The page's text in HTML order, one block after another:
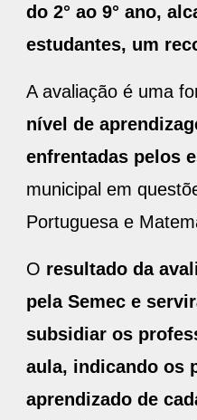
do 2° ao 9° ano,
estudantes, um
A avaliação é uma
nível de
enfrentadas pelos
municipal em
Portuguesa e
O resultado da
pela Semec e
subsidiar os
aula, indicando os
aprendizado de